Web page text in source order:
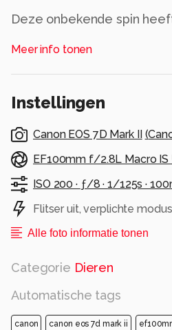
Deze onbekende spin
dieren en planten weet ik
achterhalen, hoe je zo’n
Inmiddels weet ik dat men
aan EddyK.
Alle rechten voorbehouden
Meer info tonen
Instellingen
Canon EOS 7D Mark II (
EF100mm f/2.8L Macro IS
ISO 200 · ƒ/8 ·1/125s ·
Flitser uit, verplichte modus
Alle foto informatie tonen
Categorie Dieren
Automatische tags
canon canon eos 7d mark ii